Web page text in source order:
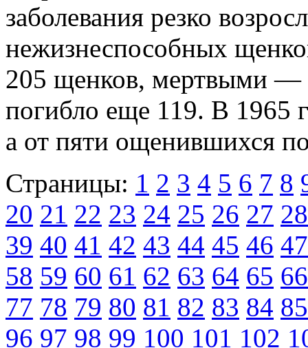
заболевания резко
нежизнеспособных
205 щенков, мертвыми —
погибло еще 119. В 1965
а от пяти ощенившихся
Страницы: 1 2 3 4 5 6 7 8
20 21 22 23 24 25 26 27 28
39 40 41 42 43 44 45 46 47
58 59 60 61 62 63 64 65 66
77 78 79 80 81 82 83 84 85
96 97 98 99 100 101 102